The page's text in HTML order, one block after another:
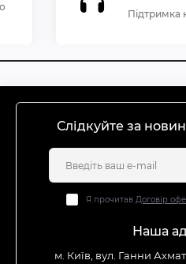
Підтримка
Слідкуйте за
Я прочитав Договір
Наша
м. Київ, вул. Ганни